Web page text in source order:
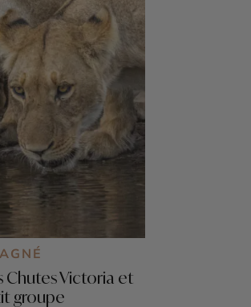
Chutes Victoria et
groupe